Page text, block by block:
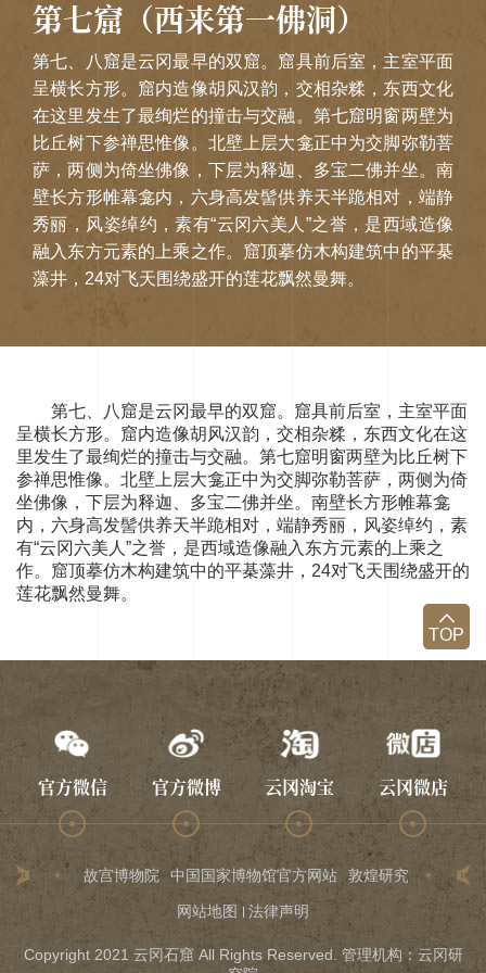
TOP
第七窟（西来第一佛洞）
第七、八窟是云冈最早的双窟。窟具前后室，主室平面
呈横长方形。窟内造像胡风汉韵，交相杂糅，东西文化
在这里发生了最绚烂的撞击与交融。第七窟明窗两壁为
比丘树下参禅思惟像。北壁上层大龛正中为交脚弥勒菩
萨，两侧为倚坐佛像，下层为释迦、多宝二佛并坐。南
壁长方形帷幕龛内，六身高发髻供养天半跪相对，端静
秀丽，风姿绰约，素有“云冈六美人”之誉，是西域造像
融入东方元素的上乘之作。窟顶摹仿木构建筑中的平棊
藻井，24对飞天围绕盛开的莲花飘然曼舞。
第七、八窟是云冈最早的双窟。窟具前后室，主室平面
呈横长方形。窟内造像胡风汉韵，交相杂糅，东西文化在这
里发生了最绚烂的撞击与交融。第七窟明窗两壁为比丘树下
参禅思惟像。北壁上层大龛正中为交脚弥勒菩萨，两侧为倚
坐佛像，下层为释迦、多宝二佛并坐。南壁长方形帷幕龛
内，六身高发髻供养天半跪相对，端静秀丽，风姿绰约，素
有“云冈六美人”之誉，是西域造像融入东方元素的上乘之
作。窟顶摹仿木构建筑中的平棊藻井，24对飞天围绕盛开的
莲花飘然曼舞。
官方微信 官方微博 云冈淘宝 云冈微店
故宫博物院 中国国家博物馆官方网站 敦煌研究院 龙门石
网站地图 法律声明
Copyright 2021 云冈石窟 All Rights Reserved. 管理机构：云冈研